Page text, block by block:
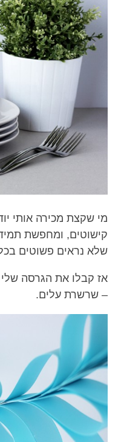
מי שקצת מכירה אותי
קישוטים, ומחפשת
שלא נראים פשוטים
אז קבלו את הגרסה
– שרשרת עלים.